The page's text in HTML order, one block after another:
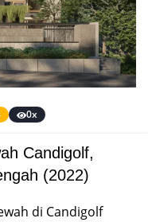
0x
Candigolf,
(2022)
di Candigolf